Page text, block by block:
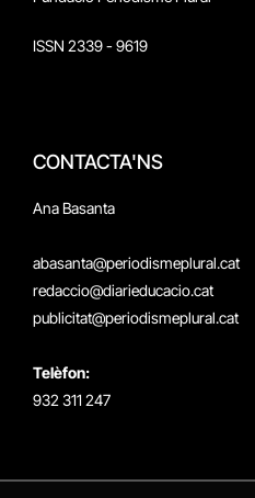
ISSN 2339 - 9619
CONTACTA'NS
Ana Basanta
abasanta@periodismeplural.cat
redaccio@diarieducacio.cat
publicitat@periodismeplural.cat
Telèfon:
932 311 247